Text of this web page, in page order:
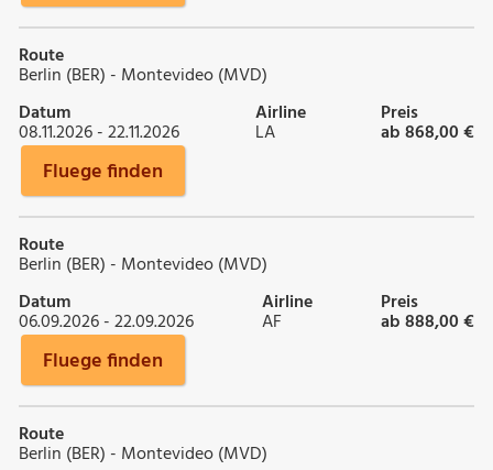
Route
Berlin (BER) - Montevideo (MVD)
Datum
08.11.2026 - 22.11.2026
Airline
LA
Preis
ab 868,00 €
Fluege finden
Route
Berlin (BER) - Montevideo (MVD)
Datum
06.09.2026 - 22.09.2026
Airline
AF
Preis
ab 888,00 €
Fluege finden
Route
Berlin (BER) - Montevideo (MVD)